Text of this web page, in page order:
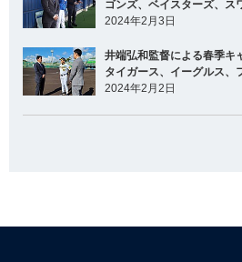
ゴンズ、ベイスターズ、ス
2024年2月3日
井端弘和監督による春季キ
タイガース、イーグルス、
2024年2月2日